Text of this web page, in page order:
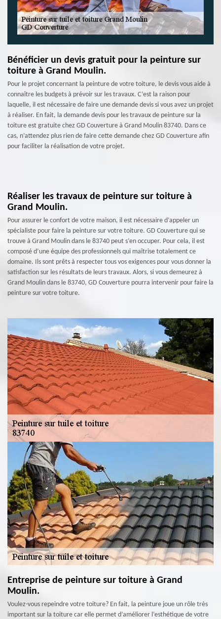
Bénéficier un devis gratuit pour la peinture sur
toiture à Grand Moulin.
Pour le projet concernant la peinture de votre toiture, le devis vous aide à
connaître les budgets à prévoir sur les travaux. C’est la raison pour
laquelle, il est nécessaire de faire une demande devis si vous avez un projet
à réaliser. En fait, la demande devis pour les travaux de peinture sur la
toiture est gratuite chez GD Couverture à Grand Moulin 83740. Dans ce
cas, n’attendez plus rien de faire cette demande chez GD Couverture afin
pour faciliter la réalisation de votre projet.
Réaliser les travaux de peinture sur toiture à
Grand Moulin.
Pour assurer le confort de votre maison, il est nécessaire d’appeler un
spécialiste pour faire la peinture sur votre toiture. GD Couverture qui se
trouve à Grand Moulin dans le 83740 peut s’en occuper. Pour cela, il est
composé d’une équipe des professionnels qui maîtrise totalement ce
domaine. Ils sont prêts à respecter tous vos exigences pour vous donner la
satisfaction sur les résultats de leurs travaux. Alors, si vous demeurez à
Grand Moulin dans le 83740, GD Couverture pourra intervenir pour faire la
peinture sur votre toiture.
Entreprise de peinture sur toiture à Grand
Moulin.
Voulez-vous repeindre votre toiture? En fait, la peinture joue un rôle très
important sur la toiture car elle permet d’améliorer l’esthétique de votre